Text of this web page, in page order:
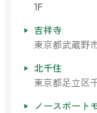
1F
吉祥寺
東京都武蔵野
北千住
東京都足立区
ノースポート